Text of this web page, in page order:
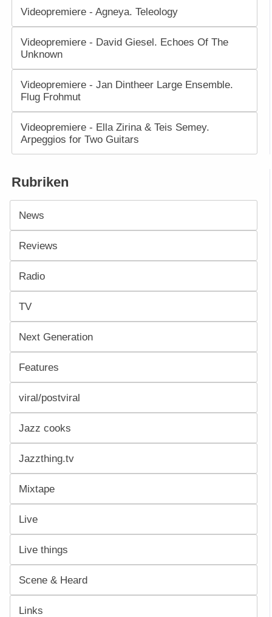
Videopremiere - Agneya. Teleology
Videopremiere - David Giesel. Echoes Of The
Unknown
Videopremiere - Jan Dintheer Large Ensemble.
Flug Frohmut
Videopremiere - Ella Zirina & Teis Semey.
Arpeggios for Two Guitars
Rubriken
News
Reviews
Radio
TV
Next Generation
Features
viral/postviral
Jazz cooks
Jazzthing.tv
Mixtape
Live
Live things
Scene & Heard
Links